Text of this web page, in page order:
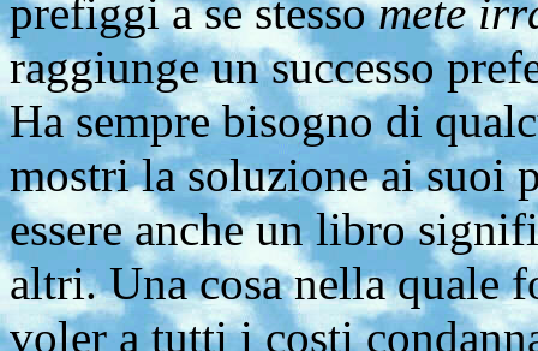
prefiggi a se stessomete
raggiunge un successo
Ha sempre bisogno di
mostri la soluzione ai suoi
essere anche un libro
altri. Una cosa nella quale
voler a tutti i costi